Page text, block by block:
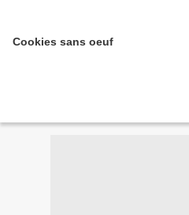
Cookies sans oeuf